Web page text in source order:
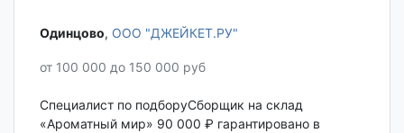
Одинцово‎, ООО "ДЖЕЙКЕТ.РУ"
от 100 000 до 150 000 руб
Специалист по подборуСборщик на склад
«Ароматный мир» 90 000 ₽ гарантировано в